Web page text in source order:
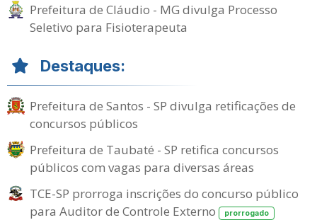
Prefeitura de Cláudio - MG divulga Processo
Seletivo para Fisioterapeuta
Destaques:
Prefeitura de Santos - SP divulga retificações de
concursos públicos
Prefeitura de Taubaté - SP retifica concursos
públicos com vagas para diversas áreas
TCE-SP prorroga inscrições do concurso público
para Auditor de Controle Externo
prorrogado